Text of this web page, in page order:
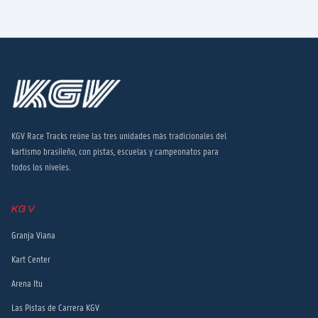
KGV Race Tracks reúne las tres unidades más tradicionales del
kartismo brasileño, con pistas, escuelas y campeonatos para
todos los niveles.
KGV
Granja Viana
Kart Center
Arena Itu
Las Pistas de Carrera KGV